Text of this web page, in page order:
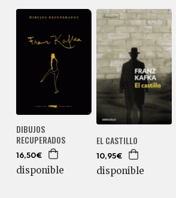
DIBUJOS
RECUPERADOS
16,50€
disponible
EL CASTILLO
10,95€
disponible